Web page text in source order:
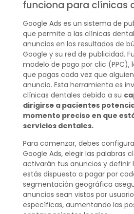
funciona para clínicas
Google Ads es un sistema de
que permite a las clínicas
anuncios en los resultados de
Google y su red de publicidad.
modelo de pago por clic (PPC),
que pagas cada vez que
anuncio. Esta herramienta es
clínicas dentales debido a su
dirigirse a pacientes
momento preciso en que
servicios dentales.
Para comenzar, debes
Google Ads, elegir las palabras
activarán tus anuncios y definir
estás dispuesto a pagar por
segmentación geográfica
anuncios sean vistos por
específicas, aumentando las